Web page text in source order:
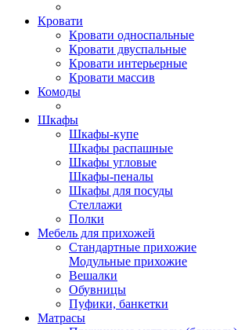
Кровати
Кровати односпальные
Кровати двуспальные
Кровати интерьерные
Кровати массив
Комоды
Шкафы
Шкафы-купе
Шкафы распашные
Шкафы угловые
Шкафы-пеналы
Шкафы для посуды
Стеллажи
Полки
Мебель для прихожей
Стандартные прихожие
Модульные прихожие
Вешалки
Обувницы
Пуфики, банкетки
Матрасы